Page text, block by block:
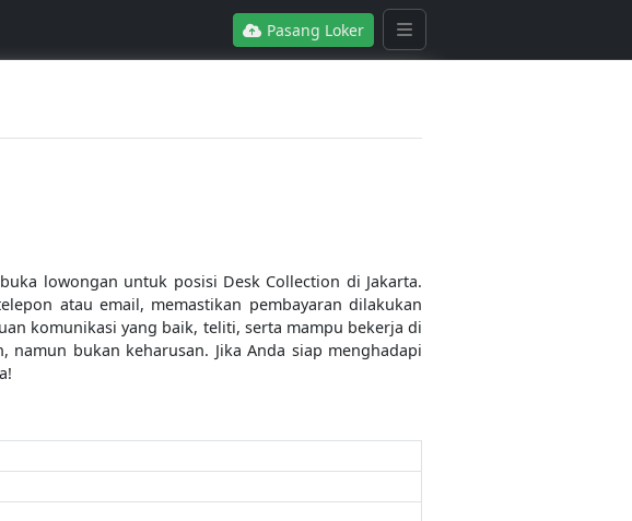
Pasang Loker
lowongan untuk posisi Desk Collection di Jakarta.
atau email, memastikan pembayaran dilakukan
komunikasi yang baik, teliti, serta mampu bekerja di
bukan keharusan. Jika Anda siap menghadapi